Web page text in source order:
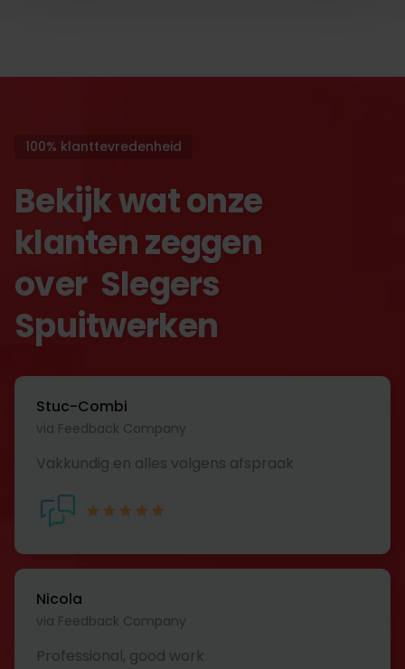
100% klanttevredenheid
Bekijk wat onze
klanten zeggen
over Slegers
Spuitwerken
Stuc-Combi
via Feedback Company
Vakkundig en alles volgens afspraak
Nicola
via Feedback Company
Professional, good work